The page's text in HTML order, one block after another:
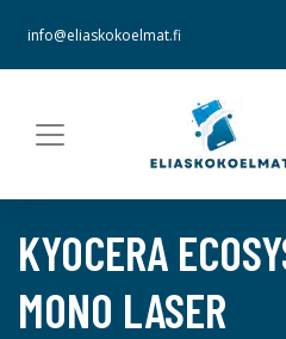
info@eliaskokoelmat.fi
KYOCERA
MONO LASER